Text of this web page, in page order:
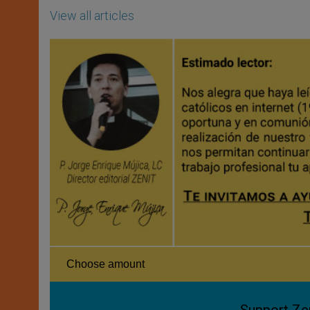
View all articles